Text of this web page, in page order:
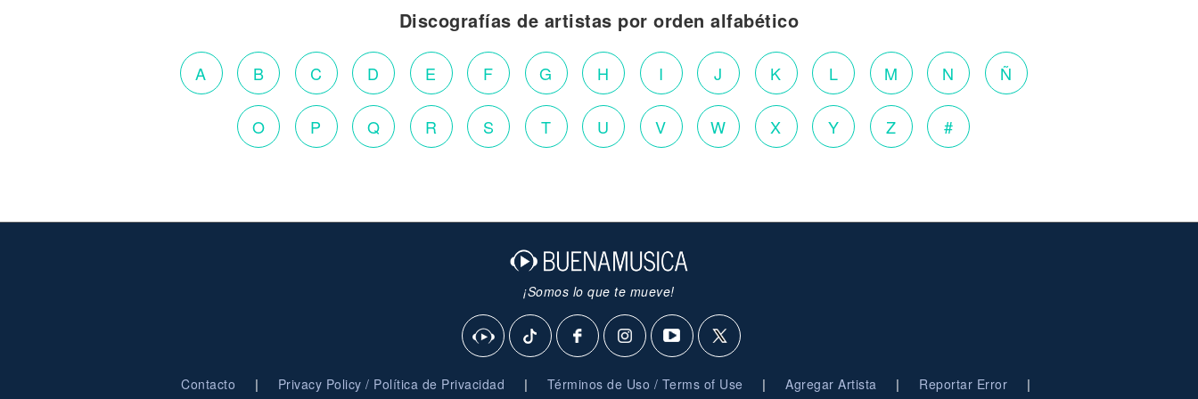
Discografías de artistas por orden alfabético
A B C D E F G H I J K L M N Ñ
O P Q R S T U V W X Y Z #
¡Somos lo que te mueve!
Contacto | Privacy Policy / Política de Privacidad | Términos de Uso / Terms of Use | Agregar Artista | Reportar Error |